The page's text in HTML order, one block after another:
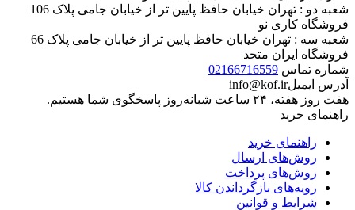
شعبه دو : تهران خیابان حافظ پایین تر از خیابان جامی پلاک 106
فروشگاه کاری نو
شعبه سه : تهران خیابان حافظ پایین تر از خیابان جامی پلاک 66
فروشگاه ایران متحد
شماره تماس 02166716559
آدرس ایمیلinfo@kof.ir
هفت روز هفته، ۲۴ ساعت شبانه‌روز پاسخگوی شما هستیم.
راهنمای خرید
راهنمای خرید
روش‌های ارسال
روش‌های پرداخت
رویه‌های بازگرداندن کالا
شرایط و قوانین